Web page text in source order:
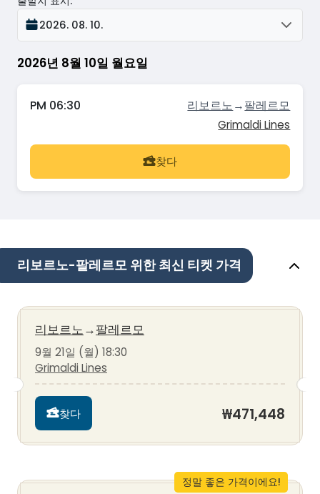
2026년 8월 10일 월요일
2026. 08. 10.
PM 06:30 리보르노→팔레르모
Grimaldi Lines
찾다
리보르노-팔레르모 위한 최신 티켓 가격
리보르노→팔레르모
9월 21일 (월) 18:30
Grimaldi Lines
찾다 ₩471,448
정말 좋은 가격이에요!